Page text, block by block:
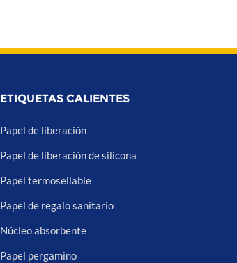
ETIQUETAS CALIENTES
Papel de liberación
Papel de liberación de silicona
Papel termosellable
Papel de regalo sanitario
Núcleo absorbente
Papel pergamino